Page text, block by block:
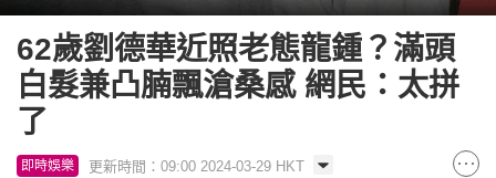
62歲劉德華近照老態龍鍾？滿頭
白髮兼凸腩飄滄桑感 網民：太拼
了
即時娛樂 更新時間：09:00 2024-03-29 HKT